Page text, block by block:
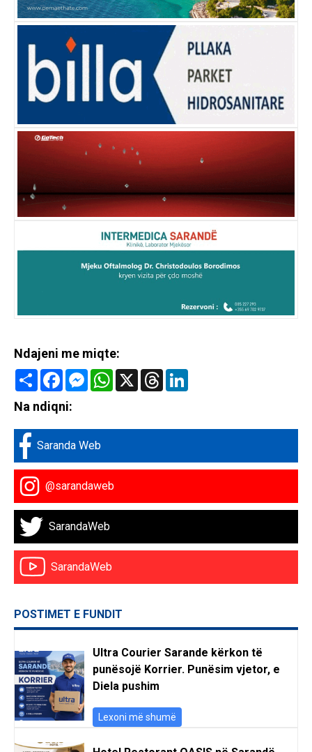
Ndajeni me miqte:
Share FacebookMessenger
WhatsApp
X Threads
Na ndiqni:
Saranda Web
@sarandaweb
SarandaWeb
SarandaWeb
POSTIMET E FUNDIT
Ultra Courier Sarande kërkon të
punësojë Korrier. Punësim vjetor, e
Diela pushim
Lexoni më shumë